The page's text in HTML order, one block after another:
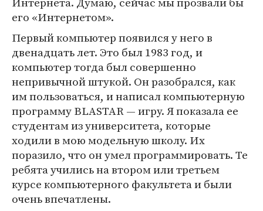
его «Интернетом».
Первый компьютер появился у него в
двенадцать лет. Это был 1983 год, и
компьютер тогда был совершенно
непривычной штукой. Он разобрался, как
им пользоваться, и написал компьютерную
программу BLASTAR — игру. Я показала ее
студентам из университета, которые
ходили в мою модельную школу. Их
поразило, что он умел программировать. Те
ребята учились на втором или третьем
курсе компьютерного факультета и были
очень впечатлены.